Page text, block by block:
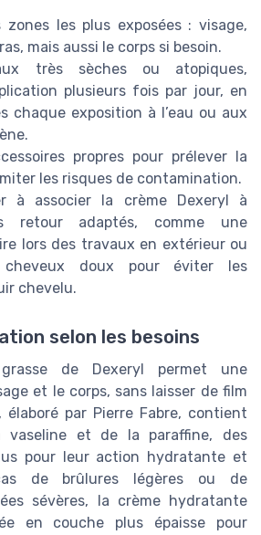
les plus exposées : visage,
mais aussi le corps si besoin.
très sèches ou atopiques,
plusieurs fois par jour, en
chaque exposition à l’eau ou aux
propres pour prélever la
les risques de contamination.
à associer la crème Dexeryl à
retour adaptés, comme une
lors des travaux en extérieur ou
doux pour éviter les
chevelu.
selon les besoins
de Dexeryl permet une
et le corps, sans laisser de film
par Pierre Fabre, contient
vaseline et de la paraffine, des
pour leur action hydratante et
de brûlures légères ou de
sévères, la crème hydratante
en couche plus épaisse pour